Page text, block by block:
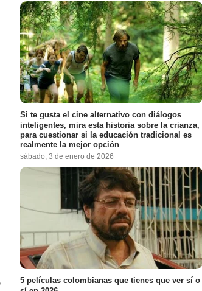
Si te gusta el cine alternativo con diálogos
inteligentes, mira esta historia sobre la crianza,
para cuestionar si la educación tradicional es
realmente la mejor opción
sábado, 3 de enero de 2026
5 películas colombianas que tienes que ver sí o